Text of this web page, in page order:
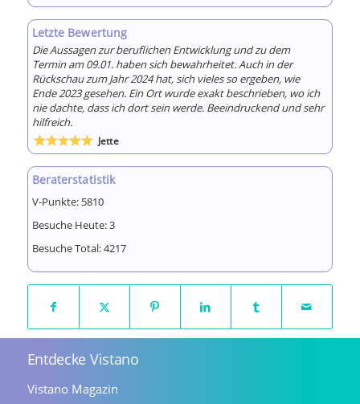
Letzte Bewertung
Die Aussagen zur beruflichen Entwicklung und zu dem
Termin am 09.01. haben sich bewahrheitet. Auch in der
Rückschau zum Jahr 2024 hat, sich vieles so ergeben, wie
Ende 2023 gesehen. Ein Ort wurde exakt beschrieben, wo ich
nie dachte, dass ich dort sein werde. Beeindruckend und sehr
hilfreich.
Bewertet
mit5von 5
Jette
Beraterstatistik
V-Punkte: 5810
Besuche Heute:3
Besuche Total:4217
Entdecke Vistano
Vistano Magazin